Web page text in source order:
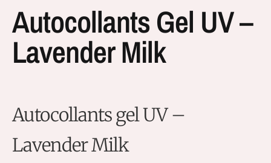
Autocollants Gel UV –
Lavender Milk
Autocollants gel UV –
Lavender Milk